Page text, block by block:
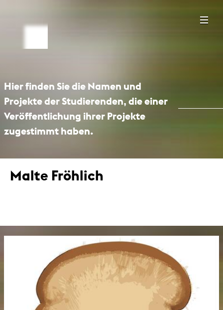
Hier finden Sie die Namen und
Projekte der Studierenden, die einer
Veröffentlichung ihrer Projekte
zugestimmt haben.
Malte Fröhlich